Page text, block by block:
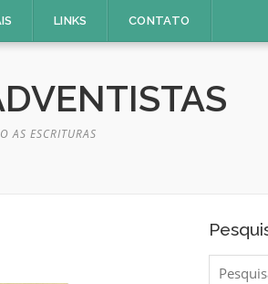
LINKS CONTATO
AS ESCRITURAS
Pesquisar
por: